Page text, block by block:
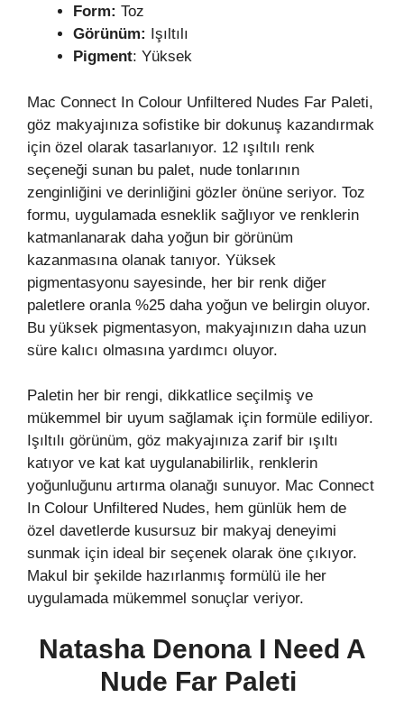
Form: Toz
Görünüm: Işıltılı
Pigment: Yüksek
Mac Connect In Colour Unfiltered Nudes Far Paleti,
göz makyajınıza sofistike bir dokunuş kazandırmak
için özel olarak tasarlanıyor. 12 ışıltılı renk
seçeneği sunan bu palet, nude tonlarının
zenginliğini ve derinliğini gözler önüne seriyor. Toz
formu, uygulamada esneklik sağlıyor ve renklerin
katmanlanarak daha yoğun bir görünüm
kazanmasına olanak tanıyor. Yüksek
pigmentasyonu sayesinde, her bir renk diğer
paletlere oranla %25 daha yoğun ve belirgin oluyor.
Bu yüksek pigmentasyon, makyajınızın daha uzun
süre kalıcı olmasına yardımcı oluyor.
Paletin her bir rengi, dikkatlice seçilmiş ve
mükemmel bir uyum sağlamak için formüle ediliyor.
Işıltılı görünüm, göz makyajınıza zarif bir ışıltı
katıyor ve kat kat uygulanabilirlik, renklerin
yoğunluğunu artırma olanağı sunuyor. Mac Connect
In Colour Unfiltered Nudes, hem günlük hem de
özel davetlerde kusursuz bir makyaj deneyimi
sunmak için ideal bir seçenek olarak öne çıkıyor.
Makul bir şekilde hazırlanmış formülü ile her
uygulamada mükemmel sonuçlar veriyor.
Natasha Denona I Need A
Nude Far Paleti